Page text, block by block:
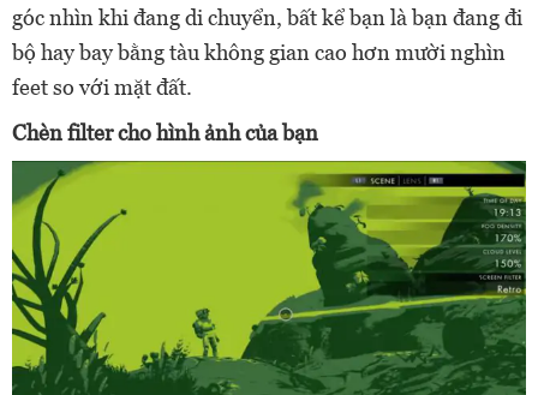
góc nhìn khi đang di chuyển, bất kể bạn là bạn đang đi
bộ hay bay bằng tàu không gian cao hơn mười nghìn
feet so với mặt đất.
Chèn filter cho hình ảnh của bạn